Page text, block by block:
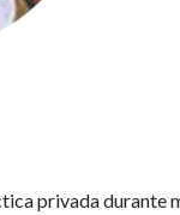
privada durante